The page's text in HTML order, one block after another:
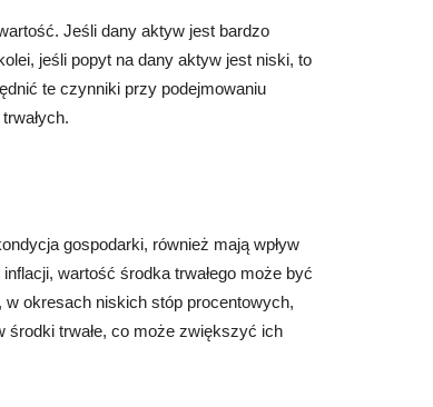
Jeśli dany aktyw jest bardzo
jeśli popyt na dany aktyw jest niski, to
te czynniki przy podejmowaniu
gospodarki, również mają wpływ
wartość środka trwałego może być
w okresach niskich stóp procentowych,
środki trwałe, co może zwiększyć ich